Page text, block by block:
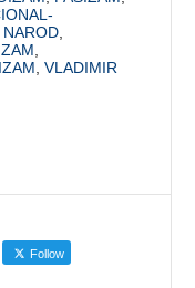
NAROD
,VLADIMIR
Follow